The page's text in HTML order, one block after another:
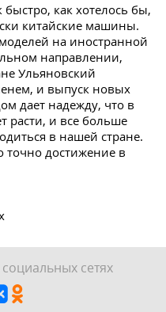
как хотелось бы,
китайские машины.
на иностранной
направлении,
Ульяновский
и выпуск новых
дает надежду, что в
расти, и все больше
в нашей стране.
точно достижение в
сетях